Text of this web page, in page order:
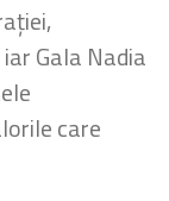
Gala Nadia
care